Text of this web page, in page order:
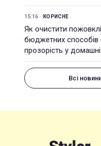
15:16 КОРИСНЕ
Як очистити
бюджетних способів
прозорість у
Всі